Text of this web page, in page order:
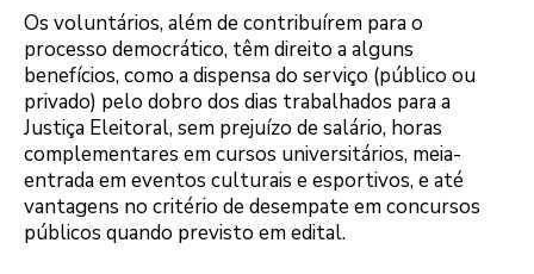
Os voluntários, além de contribuírem para o
processo democrático, têm direito a alguns
benefícios, como a dispensa do serviço (público ou
privado) pelo dobro dos dias trabalhados para a
Justiça Eleitoral, sem prejuízo de salário, horas
complementares em cursos universitários, meia-
entrada em eventos culturais e esportivos, e até
vantagens no critério de desempate em concursos
públicos quando previsto em edital.